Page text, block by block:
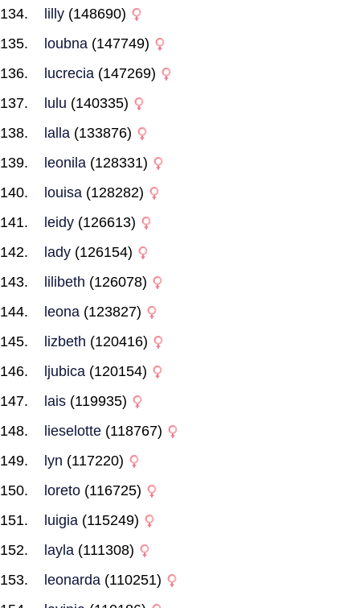
lilly (148690)
loubna (147749)
lucrecia (147269)
lulu (140335)
lalla (133876)
leonila (128331)
louisa (128282)
leidy (126613)
lady (126154)
lilibeth (126078)
leona (123827)
lizbeth (120416)
ljubica (120154)
lais (119935)
lieselotte (118767)
lyn (117220)
loreto (116725)
luigia (115249)
layla (111308)
leonarda (110251)